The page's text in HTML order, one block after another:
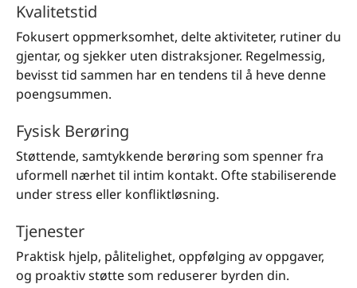
Kvalitetstid
Fokusert oppmerksomhet, delte aktiviteter, rutiner du
gjentar, og sjekker uten distraksjoner. Regelmessig,
bevisst tid sammen har en tendens til å heve denne
poengsummen.
Fysisk Berøring
Støttende, samtykkende berøring som spenner fra
uformell nærhet til intim kontakt. Ofte stabiliserende
under stress eller konfliktløsning.
Tjenester
Praktisk hjelp, pålitelighet, oppfølging av oppgaver,
og proaktiv støtte som reduserer byrden din.